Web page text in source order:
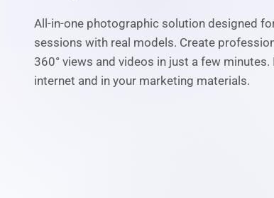
All-in-one photographic solution designed
sessions with real models. Create
360° views and videos in just a few
internet and in your marketing materials.